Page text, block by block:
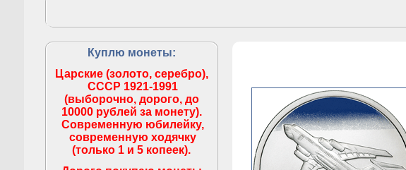
Куплю монеты:
Царские (золото, серебро),
СССР 1921-1991
(выборочно, дорого, до
10000 рублей за монету).
Современную юбилейку,
современную ходячку
(только 1 и 5 копеек).